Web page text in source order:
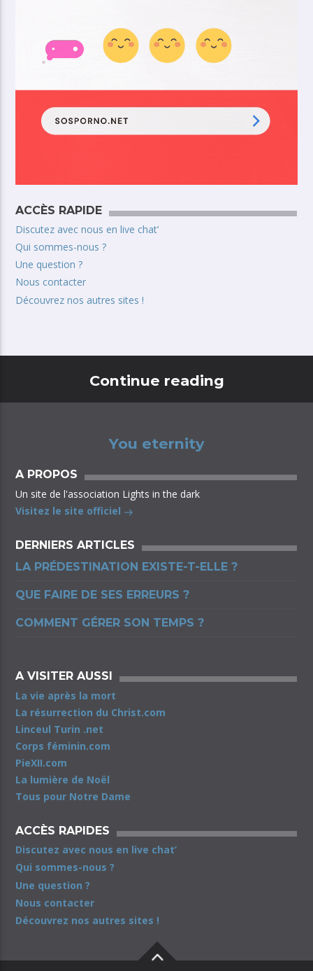
ACCÈS RAPIDE
Discutez avec nous en live chat’
Qui sommes-nous ?
Une question ?
Nous contacter
Découvrez nos autres sites !
Continue reading
You eternity
A PROPOS
Un site de l'association Lights in the dark
Visitez le site officiel
DERNIERS ARTICLES
LA PRÉDESTINATION EXISTE-T-ELLE ?
QUE FAIRE DE SES ERREURS ?
COMMENT GÉRER SON TEMPS ?
A VISITER AUSSI
La vie après la mort
La résurrection du Christ.com
Linceul Turin .net
Corps féminin.com
PieXII.com
La lumière de Noël
Tous pour Notre Dame
ACCÈS RAPIDES
Discutez avec nous en live chat’
Qui sommes-nous ?
Une question ?
Nous contacter
Découvrez nos autres sites !